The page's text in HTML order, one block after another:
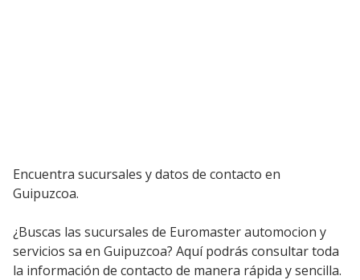
Encuentra sucursales y datos de contacto en
Guipuzcoa.
¿Buscas las sucursales de Euromaster automocion y
servicios sa en Guipuzcoa? Aquí podrás consultar toda
la información de contacto de manera rápida y sencilla.